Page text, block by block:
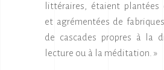
littéraires, étaient plantées
et agrémentées de
de cascades propres à la
lecture ou à la méditation. »